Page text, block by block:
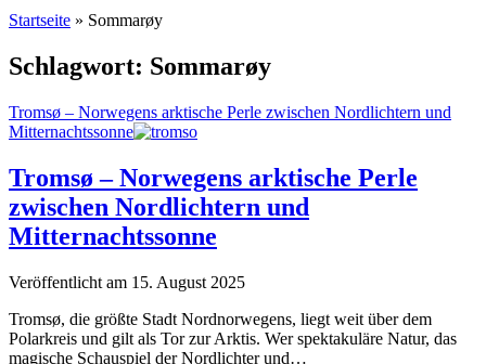
Startseite » Sommarøy
Schlagwort: Sommarøy
Tromsø – Norwegens arktische Perle zwischen Nordlichtern und
Mitternachtssonne
Tromsø – Norwegens arktische Perle
zwischen Nordlichtern und
Mitternachtssonne
Veröffentlicht am 15. August 2025
Tromsø, die größte Stadt Nordnorwegens, liegt weit über dem
Polarkreis und gilt als Tor zur Arktis. Wer spektakuläre Natur, das
magische Schauspiel der Nordlichter und…